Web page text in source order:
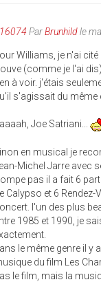
ParBrunhildle
Williams, je n'ai
(comme je l'ai
à voir. j'étais
s'agissait du même
Joe Satriani...
en musical je
Michel Jarre avec
pas il a fait 6
Calypso et 6 Rendez-
l'un des plus
1985 et 1990, je
le même genre il y
du film Les
le film, mais la